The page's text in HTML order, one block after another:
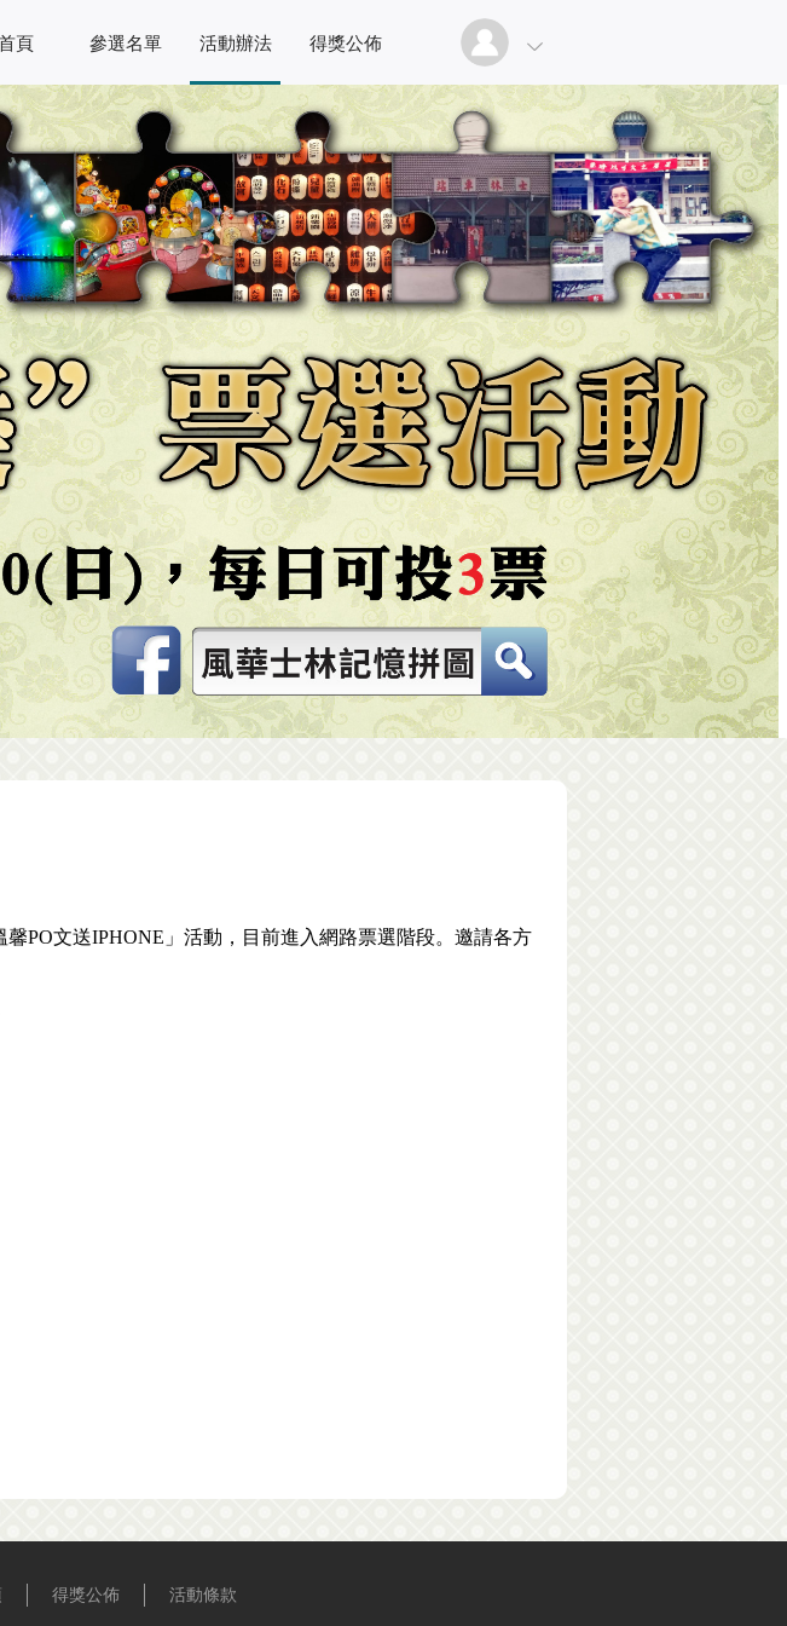
頁 參選名單 活動辦法 得獎公佈
PO文送IPHONE」活動，目前進入網路票選階段。邀請各方
得獎公佈 活動條款